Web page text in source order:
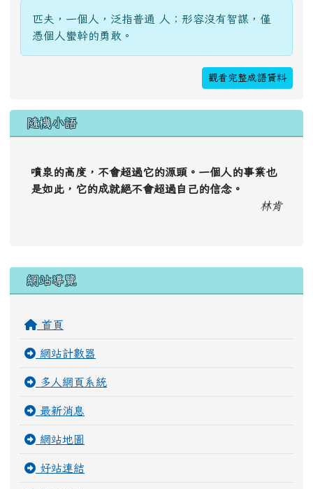
匹夫，一個人，泛指普通 人；形容沒有智謀，僅
憑個人蠻幹的勇敢。
觀看完整成語資料
隨機小語
噴泉的高度，不會超過它的源頭。一個人的事業也
是如此，它的成就絕不會超過自己的信念。
林肯
右邊區域內容
網站導覽
首頁
網站計數器
多人網頁系統
最新消息
網站地圖
好站連結